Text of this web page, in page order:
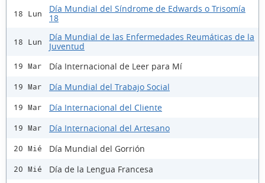
18 Lun
Día Mundial del Síndrome de Edwards o Trisomía
18
18 Lun
Día Mundial de las Enfermedades Reumáticas de la
Juventud
19 Mar Día Internacional de Leer para Mí
19 Mar Día Mundial del Trabajo Social
19 Mar Día Internacional del Cliente
19 Mar Día Internacional del Artesano
20 Mié Día Mundial del Gorrión
20 Mié Día de la Lengua Francesa